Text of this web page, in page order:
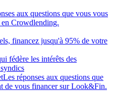
aux questions que vous vous
Crowdlending.
financez jusqu'à 95% de votre
fédère les intérêts des
Les réponses aux questions que
de vous financer sur Look&Fin.